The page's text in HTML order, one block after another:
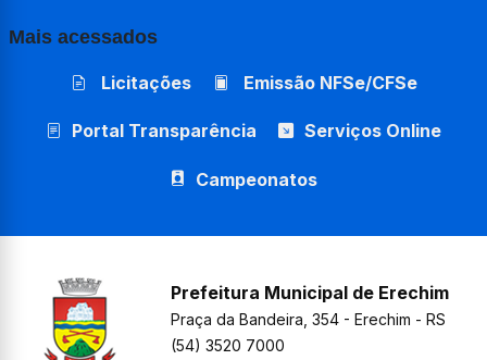
Mais acessados
Licitações Emissão NFSe/CFSe
Portal Transparência Serviços Online
Campeonatos
Prefeitura Municipal de Erechim
Praça da Bandeira, 354 - Erechim - RS
(54) 3520 7000